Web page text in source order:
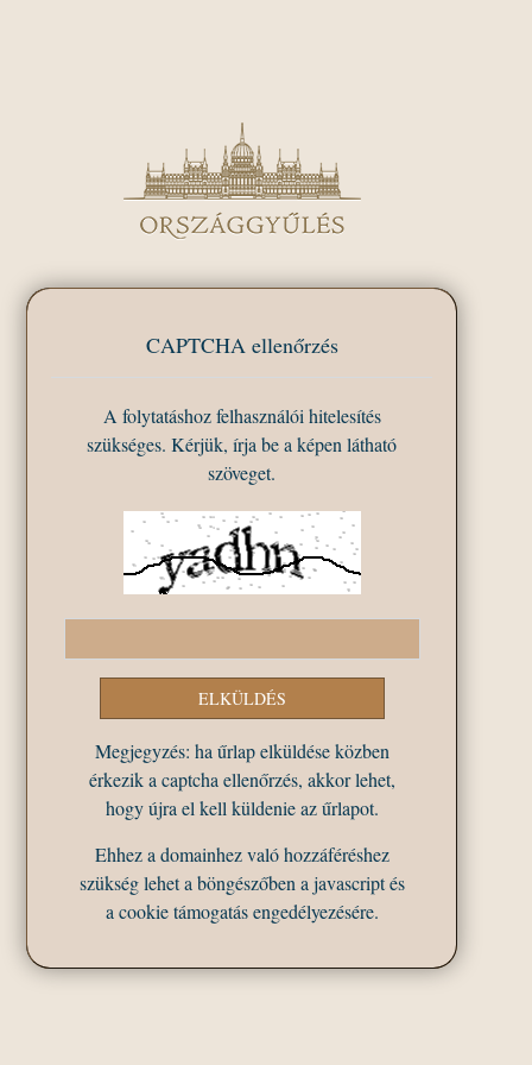
CAPTCHA ellenőrzés
A folytatáshoz felhasználói hitelesítés
szükséges. Kérjük, írja be a képen látható
szöveget.
Megjegyzés: ha űrlap elküldése közben
érkezik a captcha ellenőrzés, akkor lehet,
hogy újra el kell küldenie az űrlapot.
Ehhez a domainhez való hozzáféréshez
szükség lehet a böngészőben a javascript és
a cookie támogatás engedélyezésére.